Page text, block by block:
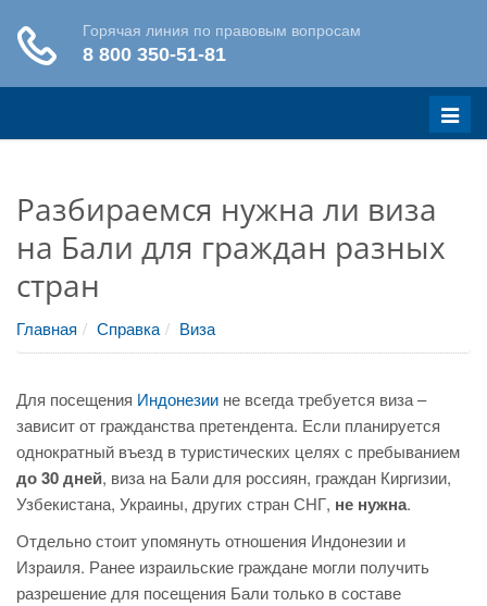
Меню
Разбираемся нужна ли виза
на Бали для граждан разных
стран
Главная Справка Виза
Для посещения Индонезии не всегда требуется виза –
зависит от гражданства претендента. Если планируется
однократный въезд в туристических целях с пребыванием
до 30 дней, виза на Бали для россиян, граждан Киргизии,
Узбекистана, Украины, других стран СНГ, не нужна.
Отдельно стоит упомянуть отношения Индонезии и
Израиля. Ранее израильские граждане могли получить
разрешение для посещения Бали только в составе